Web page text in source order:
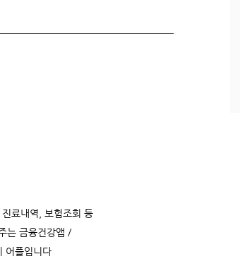
료내역, 보험조회 등
는 금융건강앱 /
어플입니다